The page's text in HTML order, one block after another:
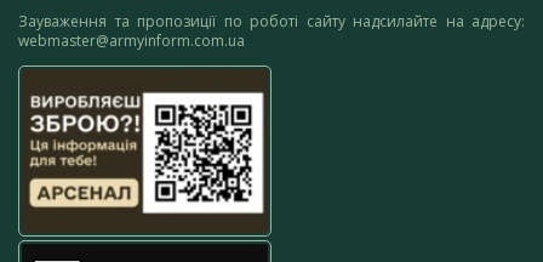
Зауваження та пропозиції по роботі сайту надсилайте на адресу:
webmaster@armyinform.com.ua